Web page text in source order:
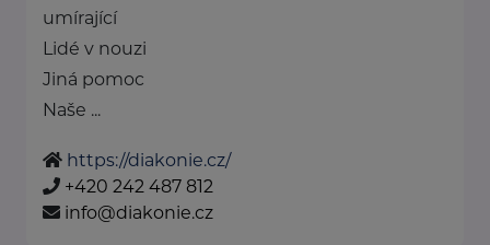
umírající
Lidé v nouzi
Jiná pomoc
Naše ...
https://diakonie.cz/
+420 242 487 812
info@diakonie.cz